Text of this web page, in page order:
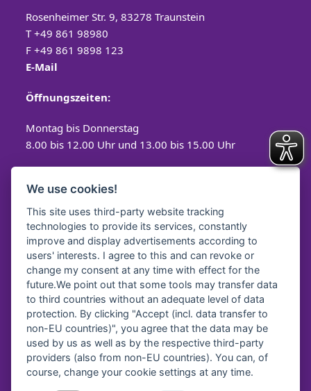
Rosenheimer Str. 9, 83278 Traunstein
T+49 861 98980
F +49 861 9898 123
E-Mail
Öffnungszeiten:
Montag bis Donnerstag
8.00 bis 12.00 Uhr und 13.00 bis 15.00 Uhr
8.00 bis 12.00 Uhr
Spendenkonto
Diakonisches Werk Traunstein e.V.
Kreissparkasse Traunstein-Trostberg
IBAN:DE64 7105 2050 0040 7535 92
BIC:BYLADEM1TST
Diakonie Service & Pflege gGmbH
We use cookies!
This site uses third-party website tracking
technologies to provide its services, constantly
improve and display advertisements according to
users' interests. I agree to this and can revoke or
change my consent at any time with effect for the
future.We point out that some tools may transfer data
to third countries without an adequate level of data
protection. By clicking "Accept (incl. data transfer to
non-EU countries)", you agree that the data may be
used by us as well as by the respective third-party
providers (also from non-EU countries). You can, of
course, change your cookie settings at any time.